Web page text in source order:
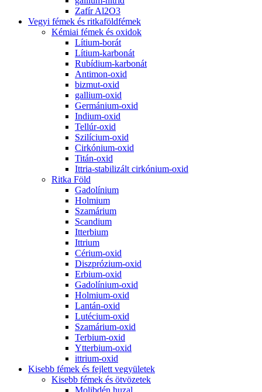
Zafír Al2O3
Vegyi fémek és ritkaföldfémek
Kémiai fémek és oxidok
Lítium-borát
Lítium-karbonát
Rubídium-karbonát
Antimon-oxid
bizmut-oxid
gallium-oxid
Germánium-oxid
Indium-oxid
Tellúr-oxid
Szilícium-oxid
Cirkónium-oxid
Titán-oxid
Ittria-stabilizált cirkónium-oxid
Ritka Föld
Gadolínium
Holmium
Szamárium
Scandium
Itterbium
Ittrium
Cérium-oxid
Diszprózium-oxid
Erbium-oxid
Gadolínium-oxid
Holmium-oxid
Lantán-oxid
Lutécium-oxid
Szamárium-oxid
Terbium-oxid
Ytterbium-oxid
ittrium-oxid
Kisebb fémek és fejlett vegyületek
Kisebb fémek és ötvözetek
Molibdén huzal